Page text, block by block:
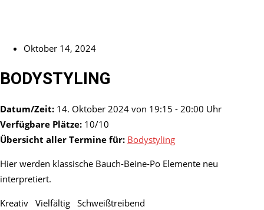
Oktober 14, 2024
BODYSTYLING
Datum/Zeit: 14. Oktober 2024 von 19:15 - 20:00 Uhr
Verfügbare Plätze: 10/10
Übersicht aller Termine für: Bodystyling
Hier werden klassische Bauch-Beine-Po Elemente neu
interpretiert.
Kreativ Vielfältig Schweißtreibend